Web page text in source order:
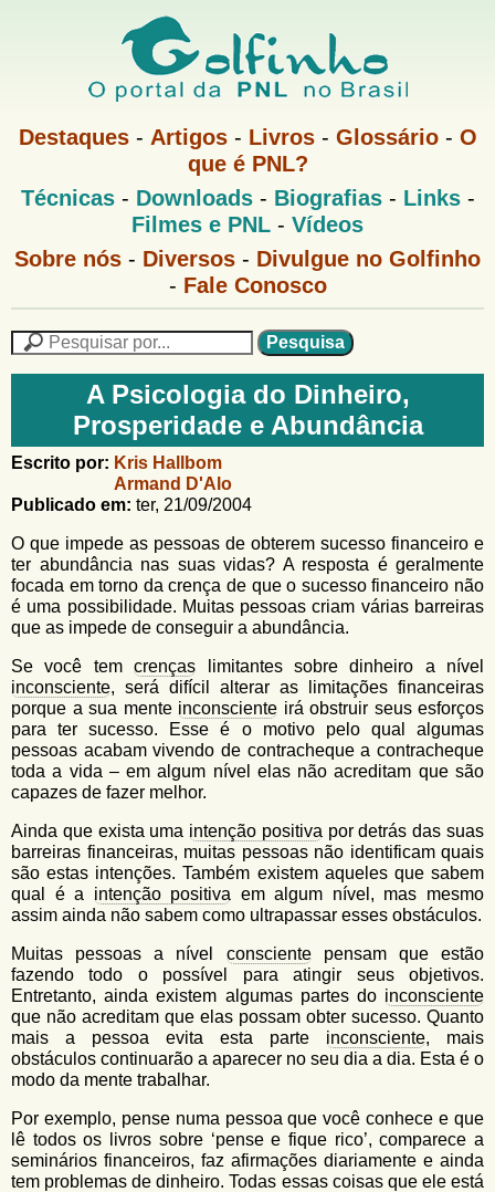
Pular
para
o
principal
G
f
i
n
h
M
u
Destaques- Artigos- Livros- Glossário- O
que é PNL?
M
e
P
Técnicas- Downloads- Biografias- Links-
Filmes e PNL - Vídeos
G
n
e
n
Sobre nós - Diversos - Divulgue no Golfinho
- Fale Conosco
F
m
u
l
á
r
i
o
d
e
b
u
s
c
a
e
i
s
n
G
o
l
f
i
n
h
o
A Psicologia do Dinheiro,
Prosperidade e Abundância
Escrito por: Kris Hallbom
Armand D'Alo
Publicado em: ter, 21/09/2004
O que impede as pessoas de obterem sucesso financeiro e
ter abundância nas suas vidas? A resposta é geralmente
focada em torno da crença de que o sucesso financeiro não
é uma possibilidade. Muitas pessoas criam várias barreiras
que as impede de conseguir a abundância.
Se você temcrenças limitantes sobre dinheiro a nível
inconsciente, será difícil alterar as limitações financeiras
porque a sua mente inconsciente irá obstruir seus esforços
para ter sucesso. Esse é o motivo pelo qual algumas
pessoas acabam vivendo de contracheque a contracheque
toda a vida – em algum nível elas não acreditam que são
capazes de fazer melhor.
Ainda que exista uma intenção positiva por detrás das suas
barreiras financeiras, muitas pessoas não identificam quais
são estas intenções. Também existem aqueles que sabem
qual é a intenção positiva em algum nível, mas mesmo
assim ainda não sabem como ultrapassar esses obstáculos.
Muitas pessoas a nível conscientepensam que estão
fazendo todo o possível para atingir seus objetivos.
Entretanto, ainda existem algumas partes do inconsciente
que não acreditam que elas possam obter sucesso. Quanto
mais a pessoa evita esta parte inconsciente, mais
obstáculos continuarão a aparecer no seu dia a dia. Esta é o
modo da mente trabalhar.
Por exemplo, pense numa pessoa que você conhece e que
lê todos os livros sobre ‘pense e fique rico’, comparece a
seminários financeiros, faz afirmações diariamente e ainda
tem problemas de dinheiro. Todas essas coisas que ele está